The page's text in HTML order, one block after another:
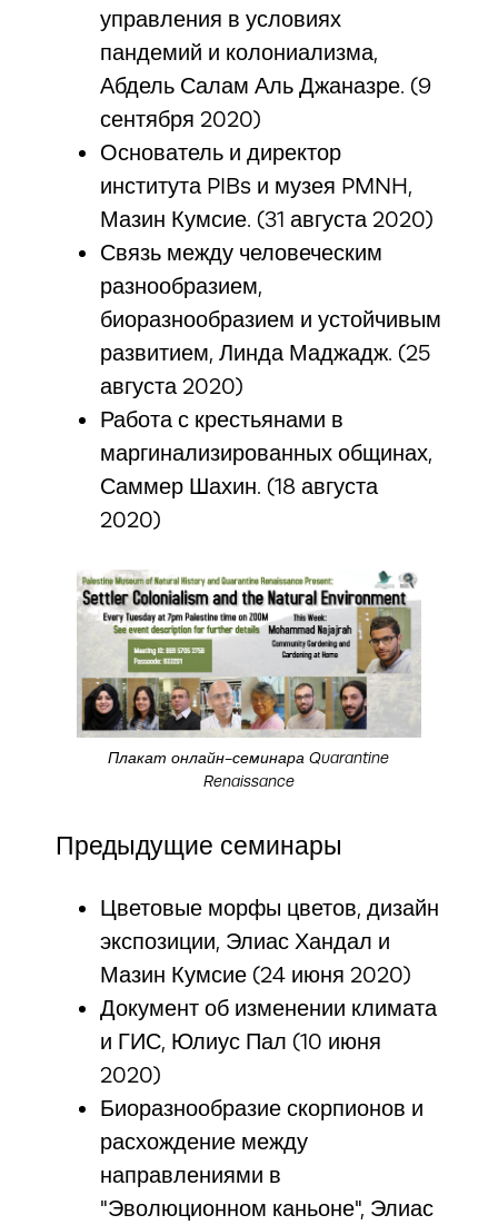
управления в условиях
пандемий и колониализма,
Абдель Салам Аль Джаназре. (9
сентября 2020)
Основатель и директор
института PIBs и музея PMNH,
Мазин Кумсие. (31 августа 2020)
Связь между человеческим
разнообразием,
биоразнообразием и устойчивым
развитием, Линда Маджадж. (25
августа 2020)
Работа с крестьянами в
маргинализированных общинах,
Саммер Шахин. (18 августа
2020)
Плакат онлайн-семинара Quarantine
Renaissance
Предыдущие семинары
Цветовые морфы цветов, дизайн
экспозиции, Элиас Хандал и
Мазин Кумсие (24 июня 2020)
Документ об изменении климата
и ГИС, Юлиус Пал (10 июня
2020)
Биоразнообразие скорпионов и
расхождение между
направлениями в
"Эволюционном каньоне", Элиас